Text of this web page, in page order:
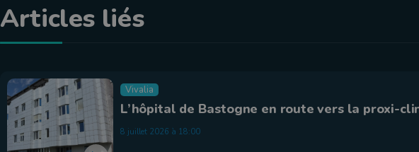
Articles liés
Vivalia
L’hôpital de Bastogne en route vers la proxi-
8 juillet 2026 à 18:00